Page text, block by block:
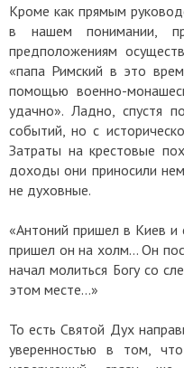
Кроме как прямым
в нашем понимании,
предположениям
«папа Римский в это
помощью военно-
удачно». Ладно, спустя
событий, но с
Затраты на крестовые
доходы они приносили
не духовные.
«Антоний пришел в Киев
пришел он на холм… Он
начал молиться Богу со
этом месте…»
То есть Святой Дух
уверенностью в том,